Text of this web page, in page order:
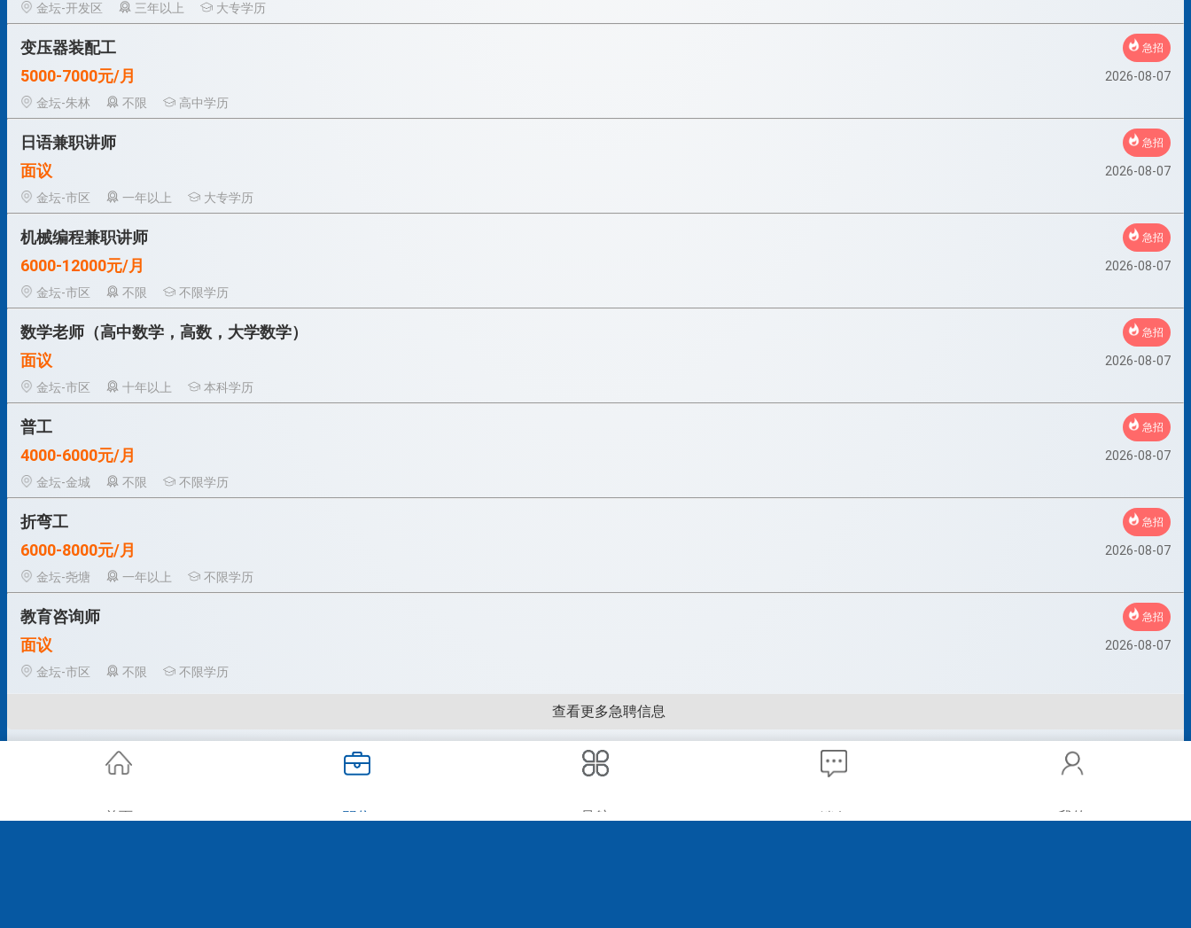
金坛-开发区
三年以上 大专学历
变压器装配工 急招
5000-7000元/月
2026-08-07
金坛-朱林
不限 高中学历
日语兼职讲师 急招
面议
2026-08-07
金坛-市区
一年以上 大专学历
机械编程兼职讲师 急招
6000-12000元/月
2026-08-07
金坛-市区
不限 不限学历
数学老师（高中数学，高数，大学数学） 急招
面议
2026-08-07
金坛-市区
十年以上 本科学历
普工 急招
4000-6000元/月
2026-08-07
金坛-金城
不限 不限学历
折弯工 急招
6000-8000元/月
2026-08-07
金坛-尧塘
一年以上 不限学历
教育咨询师 急招
面议
2026-08-07
金坛-市区
不限 不限学历
查看更多急聘信息
首页 职位 导航 消息 我的